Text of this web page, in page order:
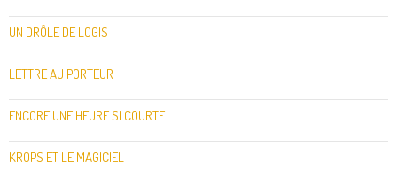
UN DRÔLE DE LOGIS
LETTRE AU PORTEUR
ENCORE UNE HEURE SI COURTE
KROPS ET LE MAGICIEL